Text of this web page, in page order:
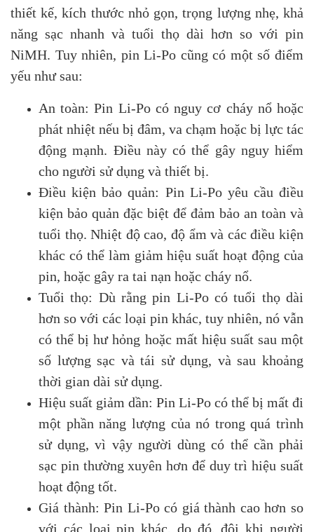
thiết kế, kích thước nhỏ gọn, trọng lượng nhẹ, khả
năng sạc nhanh và tuổi thọ dài hơn so với pin
NiMH. Tuy nhiên, pin Li-Po cũng có một số điểm
yếu như sau:
An toàn: Pin Li-Po có nguy cơ cháy nổ hoặc
phát nhiệt nếu bị đâm, va chạm hoặc bị lực tác
động mạnh. Điều này có thể gây nguy hiểm
cho người sử dụng và thiết bị.
Điều kiện bảo quản: Pin Li-Po yêu cầu điều
kiện bảo quản đặc biệt để đảm bảo an toàn và
tuổi thọ. Nhiệt độ cao, độ ẩm và các điều kiện
khác có thể làm giảm hiệu suất hoạt động của
pin, hoặc gây ra tai nạn hoặc cháy nổ.
Tuổi thọ: Dù rằng pin Li-Po có tuổi thọ dài
hơn so với các loại pin khác, tuy nhiên, nó vẫn
có thể bị hư hỏng hoặc mất hiệu suất sau một
số lượng sạc và tái sử dụng, và sau khoảng
thời gian dài sử dụng.
Hiệu suất giảm dần: Pin Li-Po có thể bị mất đi
một phần năng lượng của nó trong quá trình
sử dụng, vì vậy người dùng có thể cần phải
sạc pin thường xuyên hơn để duy trì hiệu suất
hoạt động tốt.
Giá thành: Pin Li-Po có giá thành cao hơn so
với các loại pin khác, do đó, đôi khi người